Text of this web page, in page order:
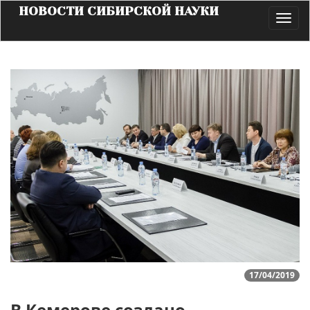
НОВОСТИ СИБИРСКОЙ НАУКИ
17/04/2019